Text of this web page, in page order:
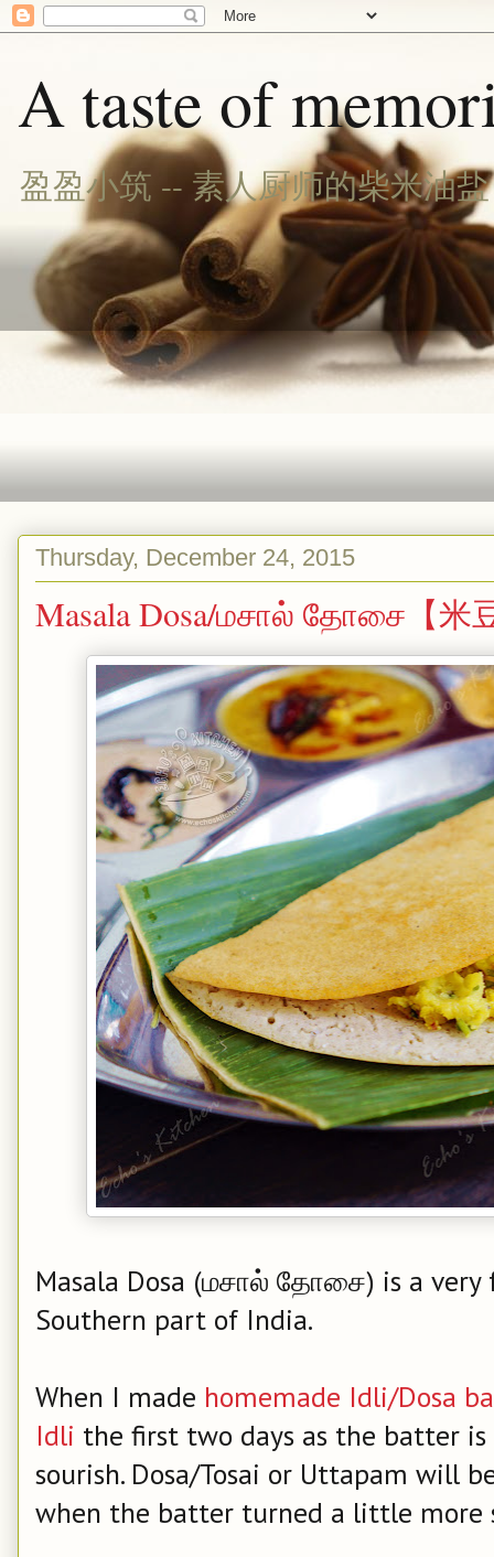
A taste of
盈盈小筑 -- 素人厨师的柴米油盐
Thursday, December 24, 2015
Masala Dosa/மசால் தோசை【米
Masala Dosa (மசால் தோசை) is a very
Southern part of India.
When I made homemade Idli/Dosa
Idli the first two days as the batter
sourish. Dosa/Tosai or Uttapam will
when the batter turned a little more